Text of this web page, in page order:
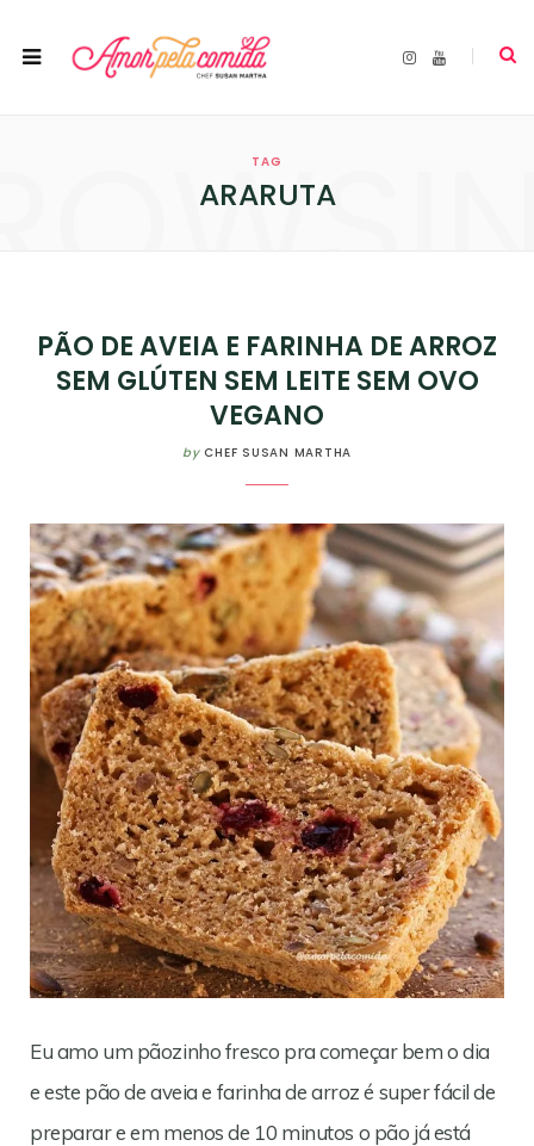
I
Y
TAG
ARARUTA
PÃO DE AVEIA E FARINHA DE ARROZ
SEM GLÚTEN SEM LEITE SEM OVO
VEGANO
by CHEF SUSAN MARTHA
Eu amo um pãozinho fresco pra começar bem o dia
e este pão de aveia e farinha de arroz é super fácil de
preparar e em menos de 10 minutos o pão já está